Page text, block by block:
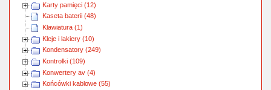
Karty pamięci (12)
Kaseta baterii (48)
Klawiatura (1)
Kleje i lakiery (10)
Kondensatory (249)
Kontrolki (109)
Konwertery av (4)
Końcówki kablowe (55)